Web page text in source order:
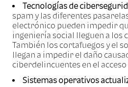
Tecnologías de
spam y las diferentes
electrónico pueden impedir
ingeniería social lleguen a los
También los cortafuegos y el
llegan a impedir el daño
ciberdelincuentes en el
Sistemas operativos